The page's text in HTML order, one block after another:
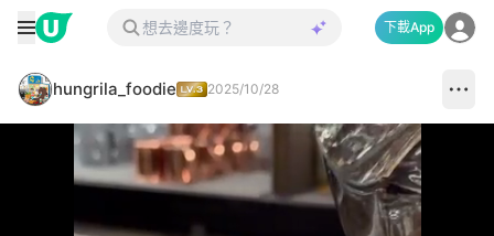
下載App
hungrila_foodie 2025/10/28